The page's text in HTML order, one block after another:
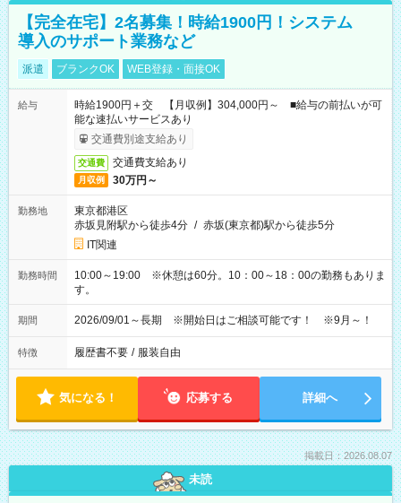
【完全在宅】2名募集！時給1900円！システム
導入のサポート業務など
派遣 ブランクOK WEB登録・面接OK
給与
時給1900円＋交 【月収例】304,000円～ ■給与の前払いが可
能な速払いサービスあり
交通費別途支給あり
交通費 交通費支給あり
月収例 30万円～
勤務地
東京都港区
赤坂見附駅から徒歩4分 / 赤坂(東京都)駅から徒歩5分
IT関連
勤務時間
10:00～19:00 ※休憩は60分。10：00～18：00の勤務もありま
す。
期間 2026/09/01～長期 ※開始日はご相談可能です！ ※9月～！
特徴 履歴書不要 / 服装自由
気になる！ 応募する 詳細へ
掲載日：2026.08.07
未読